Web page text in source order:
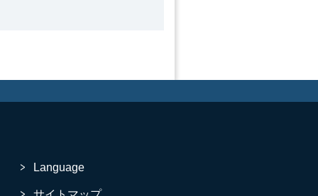
Language